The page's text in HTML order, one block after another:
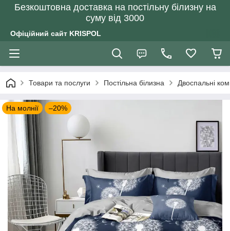
Безкоштовна доставка на постільну білизну на
суму від 3000
Офіційний сайт KRISPOL
Товари та послуги Постільна білизна Двоспальні
На молнії –20%